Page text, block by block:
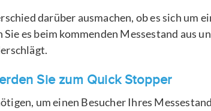
darüber ausmachen, ob es sich um
es beim kommenden Messestand aus
Sie zum Quick Stopper
um einen Besucher Ihres